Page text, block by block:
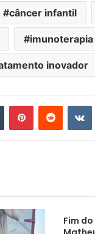
câncer infantil
imunoterapia
inovador
Fim